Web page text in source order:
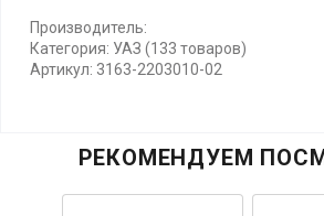
Производитель:
Категория: УАЗ (133 товаров)
Артикул: 3163-2203010-02
РЕКОМЕНДУЕМ